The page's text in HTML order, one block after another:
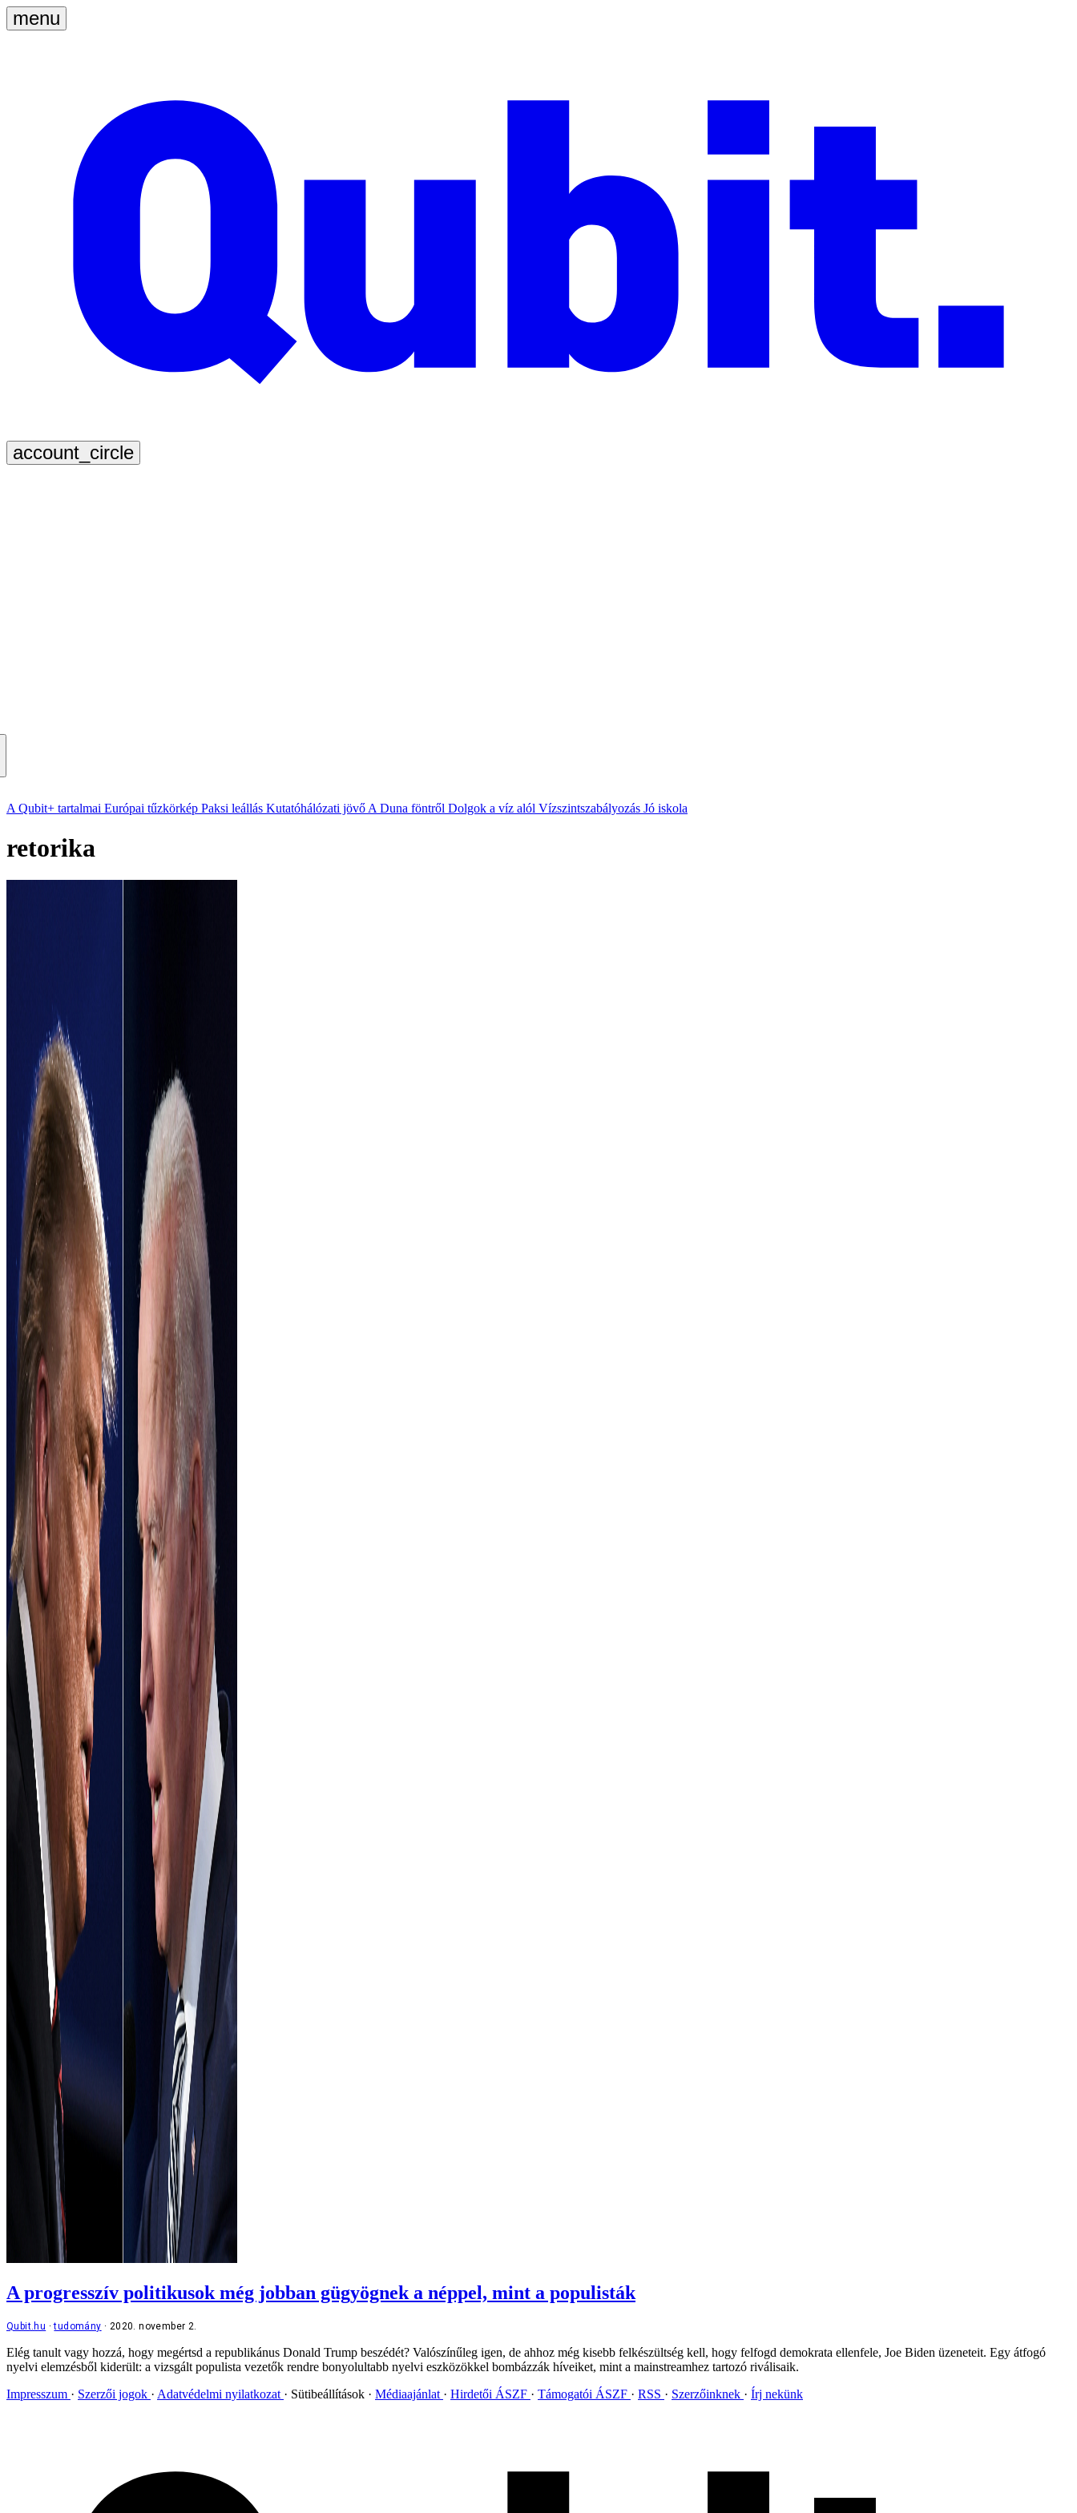
A Qubit+ tartalmai Európai tűzkörkép Paksi leállás Kutatóhálózati jövő A Duna föntről Dolgok a víz alól Vízszintszabályozás Jó iskola
retorika
A progresszív politikusok még jobban gügyögnek a néppel, mint a populisták
Qubit.hu tudomány 2020. november 2.
Elég tanult vagy hozzá, hogy megértsd a republikánus Donald Trump beszédét? Valószínűleg igen, de ahhoz még kisebb felkészültség kell, hogy felfogd demokrata ellenfele, Joe Biden üzeneteit. Egy átfogó
nyelvi elemzésből kiderült: a vizsgált populista vezetők rendre bonyolultabb nyelvi eszközökkel bombázzák híveiket, mint a mainstreamhez tartozó riválisaik.
Impresszum
Szerzői jogok Adatvédelmi nyilatkozat Sütibeállítások Médiaajánlat Hirdetői ÁSZF Támogatói ÁSZF RSS Szerzőinknek Írj nekünk